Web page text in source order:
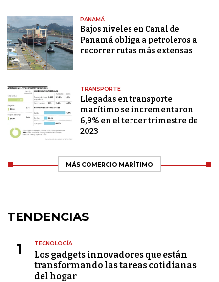
PANAMÁ
Bajos niveles en Canal de
Panamá obliga a petroleros a
recorrer rutas más extensas
TRANSPORTE
Llegadas en transporte
marítimo se incrementaron
6,9% en el tercer trimestre de
2023
MÁS COMERCIO MARÍTIMO
TENDENCIAS
1 TECNOLOGÍA
Los gadgets innovadores que están
transformando las tareas cotidianas
del hogar